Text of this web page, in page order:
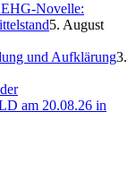
Novelle:
5. August
und Aufklärung3.
am 20.08.26 in